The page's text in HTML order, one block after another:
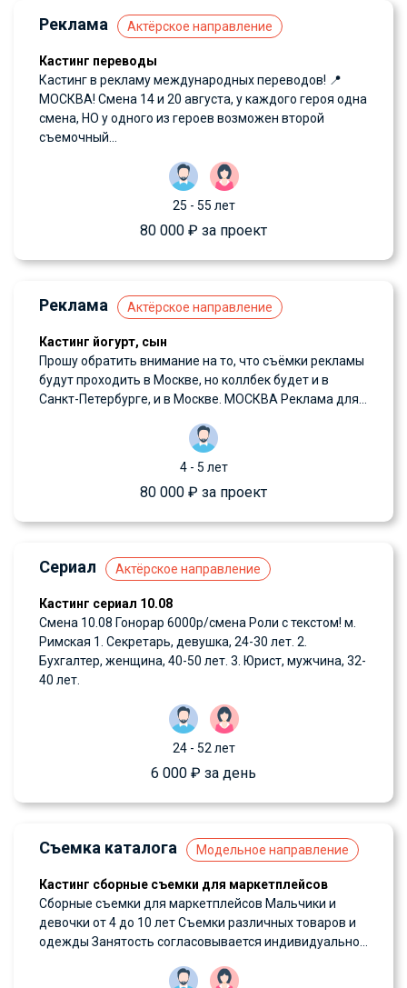
Реклама Актёрское направление
Кастинг переводы
Кастинг в рекламу международных переводов! 📍
МОСКВА! Смена 14 и 20 августа, у каждого героя одна
смена, НО у одного из героев возможен второй
съемочный...
25 - 55 лет
80 000 ₽ за проект
Реклама Актёрское направление
Кастинг йогурт, сын
Прошу обратить внимание на то, что съёмки рекламы
будут проходить в Москве, но коллбек будет и в
Санкт-Петербурге, и в Москве. МОСКВА Реклама для...
4 - 5 лет
80 000 ₽ за проект
Сериал Актёрское направление
Кастинг сериал 10.08
Смена 10.08 Гонорар 6000р/смена Роли с текстом! м.
Римская 1. Секретарь, девушка, 24-30 лет. 2.
Бухгалтер, женщина, 40-50 лет. 3. Юрист, мужчина, 32-
40 лет.
24 - 52 лет
6 000 ₽ за день
Съемка каталога Модельное направление
Кастинг сборные съемки для маркетплейсов
Сборные съемки для маркетплейсов Мальчики и
девочки от 4 до 10 лет Съемки различных товаров и
одежды Занятость согласовывается индивидуально...